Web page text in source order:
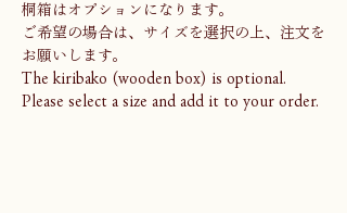
桐箱はオプションになります。
ご希望の場合は、サイズを選択の上、注文を
お願いします。
The kiribako (wooden box) is optional.
Please select a size and add it to your order.